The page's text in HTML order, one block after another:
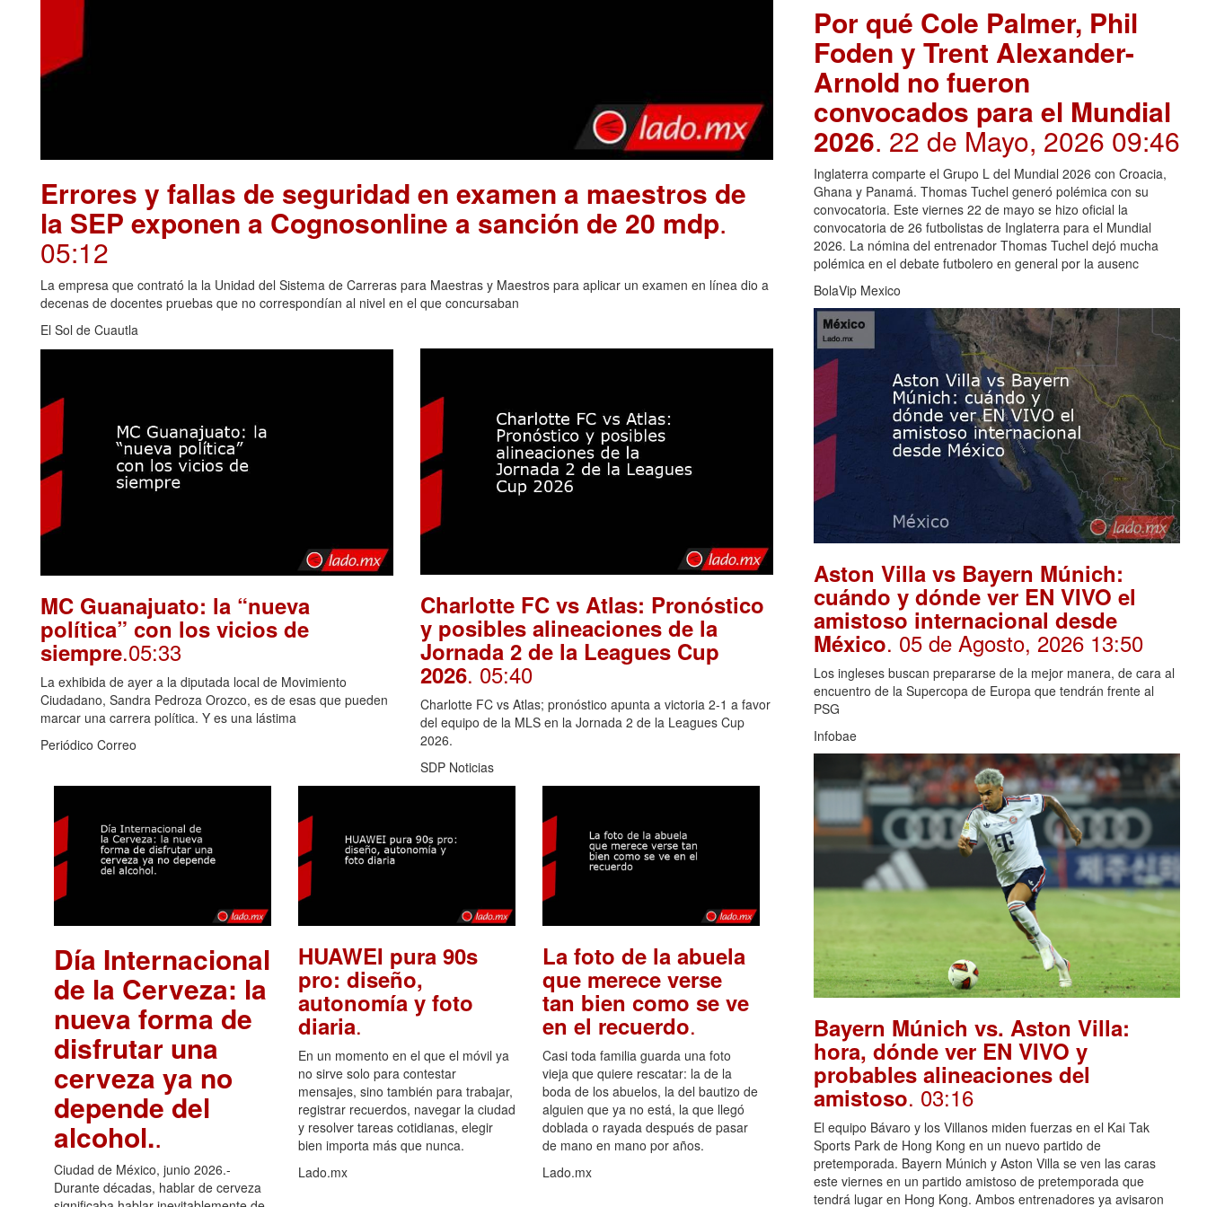
Errores y fallas de seguridad en examen a maestros de
la SEP exponen a Cognosonline a sanción de 20 mdp.
05:12
La empresa que contrató la la Unidad del Sistema de Carreras para Maestras y Maestros para aplicar un examen en línea dio a
decenas de docentes pruebas que no correspondían al nivel en el que concursaban
El Sol de Cuautla
MC Guanajuato: la “nueva
política” con los vicios de
siempre.05:33
La exhibida de ayer a la diputada local de Movimiento
Ciudadano, Sandra Pedroza Orozco, es de esas que pueden
marcar una carrera política. Y es una lástima
Periódico Correo
Charlotte FC vs Atlas: Pronóstico
y posibles alineaciones de la
Jornada 2 de la Leagues Cup
2026. 05:40
Charlotte FC vs Atlas; pronóstico apunta a victoria 2-1 a favor
del equipo de la MLS en la Jornada 2 de la Leagues Cup
2026.
SDP Noticias
Día Internacional
de la Cerveza: la
nueva forma de
disfrutar una
cerveza ya no
depende del
alcohol..
Ciudad de México, junio 2026.-
Durante décadas, hablar de cerveza
HUAWEI pura 90s
pro: diseño,
autonomía y foto
diaria.
En un momento en el que el móvil ya
no sirve solo para contestar
mensajes, sino también para trabajar,
registrar recuerdos, navegar la ciudad
y resolver tareas cotidianas, elegir
bien importa más que nunca.
Lado.mx
La foto de la abuela
que merece verse
tan bien como se ve
en el recuerdo.
Casi toda familia guarda una foto
vieja que quiere rescatar: la de la
boda de los abuelos, la del bautizo de
alguien que ya no está, la que llegó
doblada o rayada después de pasar
de mano en mano por años.
Lado.mx
Por qué Cole Palmer, Phil
Foden y Trent Alexander-
Arnold no fueron
convocados para el Mundial
2026. 22 de Mayo, 2026 09:46
Inglaterra comparte el Grupo L del Mundial 2026 con Croacia,
Ghana y Panamá. Thomas Tuchel generó polémica con su
convocatoria. Este viernes 22 de mayo se hizo oficial la
convocatoria de 26 futbolistas de Inglaterra para el Mundial
2026. La nómina del entrenador Thomas Tuchel dejó mucha
polémica en el debate futbolero en general por la ausenc
BolaVip Mexico
Aston Villa vs Bayern Múnich:
cuándo y dónde ver EN VIVO el
amistoso internacional desde
México. 05 de Agosto, 2026 13:50
Los ingleses buscan prepararse de la mejor manera, de cara al
encuentro de la Supercopa de Europa que tendrán frente al
PSG
Infobae
Bayern Múnich vs. Aston Villa:
hora, dónde ver EN VIVO y
probables alineaciones del
amistoso. 03:16
El equipo Bávaro y los Villanos miden fuerzas en el Kai Tak
Sports Park de Hong Kong en un nuevo partido de
pretemporada. Bayern Múnich y Aston Villa se ven las caras
este viernes en un partido amistoso de pretemporada que
tendrá lugar en Hong Kong. Ambos entrenadores ya avisaron